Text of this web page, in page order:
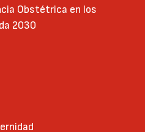
Obstétrica en los
2030